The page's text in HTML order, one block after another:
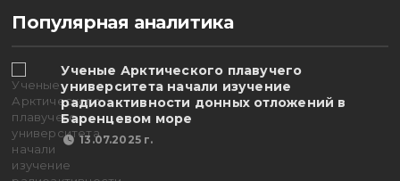
Популярная аналитика
Ученые Арктического плавучего
университета начали изучение
радиоактивности донных отложений в
Баренцевом море
13.07.2025 г.